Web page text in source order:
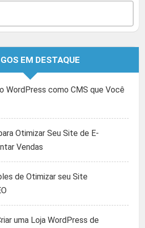
EM DESTAQUE
WordPress como CMS que Você
Otimizar Seu Site de E-
Vendas
de Otimizar seu Site
uma Loja WordPress de